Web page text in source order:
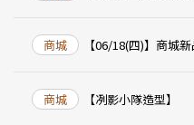
商城 【06/18(四)】商城
商城 【冽影小隊造型】